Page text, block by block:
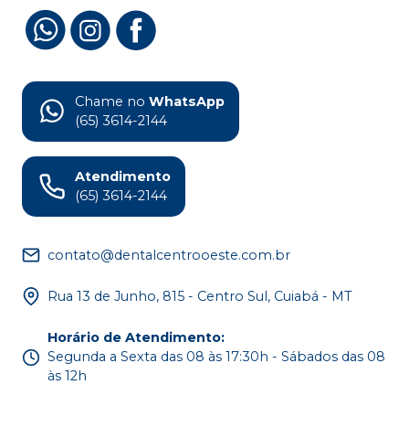
Chame no WhatsApp
(65) 3614-2144
Atendimento
(65) 3614-2144
contato@dentalcentrooeste.com.br
Rua 13 de Junho, 815 - Centro Sul, Cuiabá - MT
Horário de Atendimento:
Segunda a Sexta das 08 às 17:30h - Sábados das 08
às 12h